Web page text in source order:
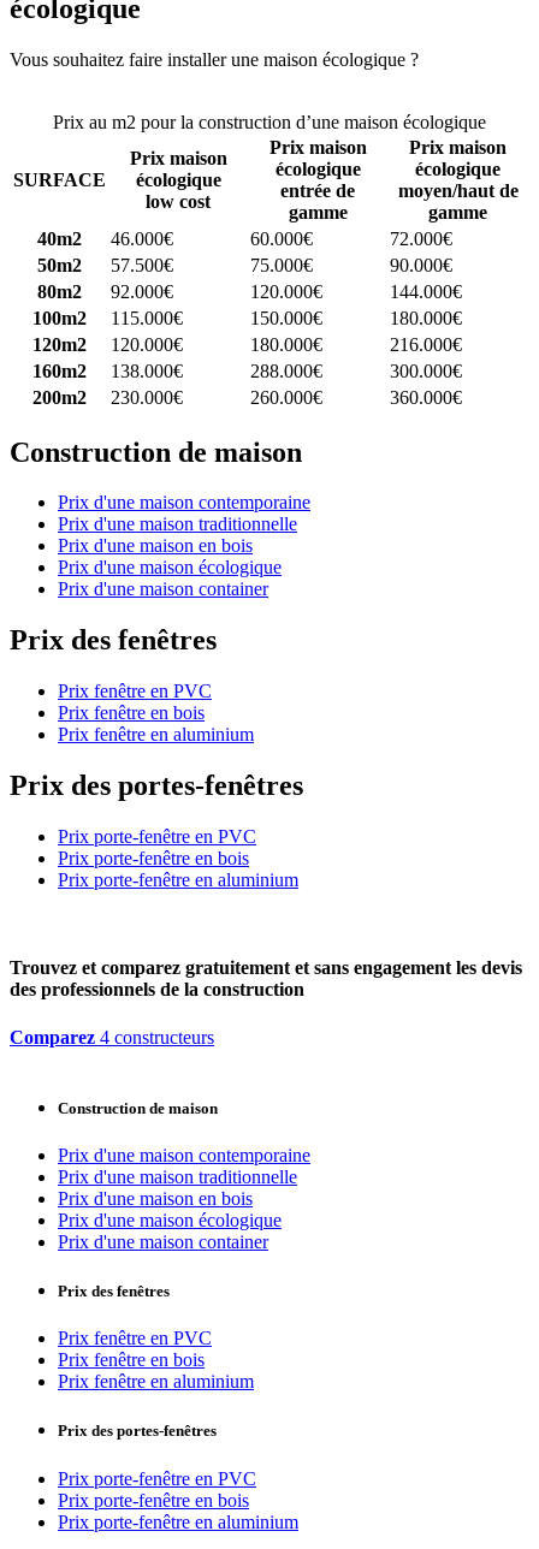
écologique
Vous souhaitez faire installer une maison écologique ?
Prix au m2 pour la construction d’une maison écologique
SURFACE
Prix maison
écologique
low cost
Prix maison
écologique
entrée de
gamme
Prix maison
écologique
moyen/haut de
gamme
40m2
46.000€ 60.000€
72.000€
50m2
57.500€ 75.000€
90.000€
80m2
92.000€ 120.000€
144.000€
100m2
115.000€ 150.000€
180.000€
120m2
120.000€ 180.000€
216.000€
160m2
138.000€ 288.000€
300.000€
200m2
230.000€ 260.000€ 360.000€
Construction de maison
Prix d'une maison contemporaine
Prix d'une maison traditionnelle
Prix d'une maison en bois
Prix d'une maison écologique
Prix d'une maison container
Prix des fenêtres
Prix fenêtre en PVC
Prix fenêtre en bois
Prix fenêtre en aluminium
Prix des portes-fenêtres
Prix porte-fenêtre en PVC
Prix porte-fenêtre en bois
Prix porte-fenêtre en aluminium
Trouvez et comparez gratuitement et sans engagement les devis
des professionnels de la construction
Comparez 4 constructeurs
Construction de maison
Prix d'une maison contemporaine
Prix d'une maison traditionnelle
Prix d'une maison en bois
Prix d'une maison écologique
Prix d'une maison container
Prix des fenêtres
Prix fenêtre en PVC
Prix fenêtre en bois
Prix fenêtre en aluminium
Prix des portes-fenêtres
Prix porte-fenêtre en PVC
Prix porte-fenêtre en bois
Prix porte-fenêtre en aluminium